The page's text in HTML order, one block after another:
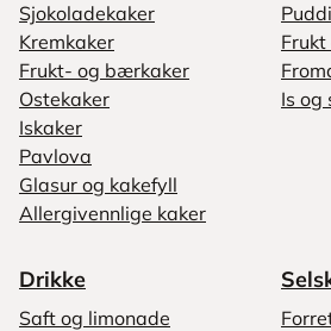
Sjokoladekaker
Kremkaker
Frukt- og bærkaker
Ostekaker
Iskaker
Pavlova
Glasur og kakefyll
Allergivennlige kaker
Is og
Drikke
Saft og limonade